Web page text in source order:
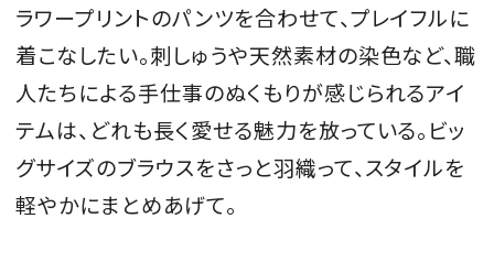
ラワープリントのパンツを合わせて、プレイフルに
着こなしたい。刺しゅうや天然素材の染色など、職
人たちによる手仕事のぬくもりが感じられるアイ
テムは、どれも長く愛せる魅力を放っている。ビッ
グサイズのブラウスをさっと羽織って、スタイルを
軽やかにまとめあげて。